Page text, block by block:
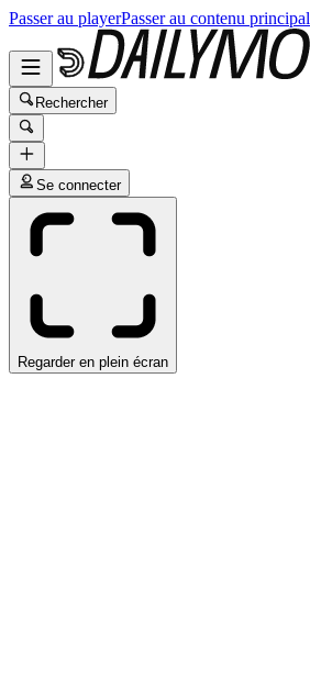
Passer au playerPasser au contenu principal
Rechercher
Se connecter
Regarder en plein écran